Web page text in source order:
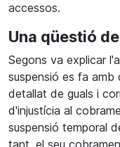
accessos.
Una qüestió
Segons va explicar
suspensió es fa amb
detallat de guals i
d'injustícia al
suspensió temporal
tant, el seu